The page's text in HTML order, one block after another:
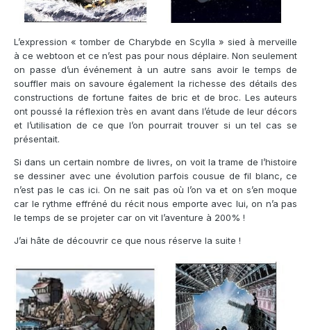
L’expression « tomber de Charybde en Scylla » sied à merveille
à ce webtoon et ce n’est pas pour nous déplaire. Non seulement
on passe d’un événement à un autre sans avoir le temps de
souffler mais on savoure également la richesse des détails des
constructions de fortune faites de bric et de broc. Les auteurs
ont poussé la réflexion très en avant dans l’étude de leur décors
et l’utilisation de ce que l’on pourrait trouver si un tel cas se
présentait.
Si dans un certain nombre de livres, on voit la trame de l’histoire
se dessiner avec une évolution parfois cousue de fil blanc, ce
n’est pas le cas ici. On ne sait pas où l’on va et on s’en moque
car le rythme effréné du récit nous emporte avec lui, on n’a pas
le temps de se projeter car on vit l’aventure à 200% !
J’ai hâte de découvrir ce que nous réserve la suite !